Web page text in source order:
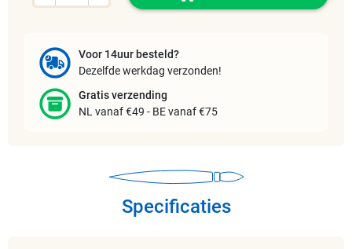
Voor 14uur besteld?
Dezelfde werkdag verzonden!
Gratis verzending
NL vanaf €49 - BE vanaf €75
Specificaties